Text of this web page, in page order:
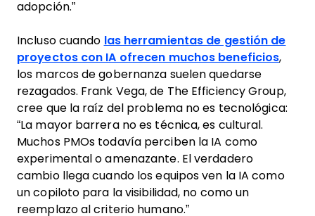
adopción.”
Incluso cuando las herramientas de gestión de
proyectos con IA ofrecen muchos beneficios,
los marcos de gobernanza suelen quedarse
rezagados. Frank Vega, de The Efficiency Group,
cree que la raíz del problema no es tecnológica:
“La mayor barrera no es técnica, es cultural.
Muchos PMOs todavía perciben la IA como
experimental o amenazante. El verdadero
cambio llega cuando los equipos ven la IA como
un copiloto para la visibilidad, no como un
reemplazo al criterio humano.”